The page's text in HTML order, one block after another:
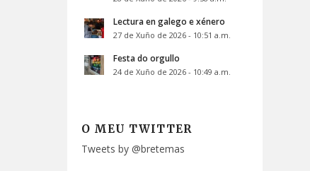
Lectura en galego e xénero
27 de Xuño de 2026 - 10:51 a.m.
Festa do orgullo
24 de Xuño de 2026 - 10:49 a.m.
O MEU TWITTER
Tweets by @bretemas